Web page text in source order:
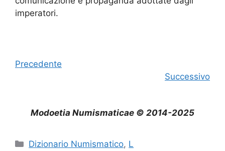
imperatori.
Precedente
Successivo
Modoetia Numismaticae © 2014-2025
Categorie
Dizionario Numismatico, L